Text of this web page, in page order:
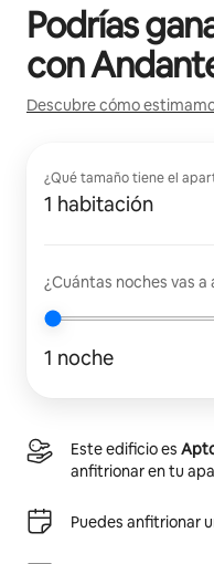
Podrías
con
Descubre cómo
¿Qué tamaño tiene el
1 habitación
¿Cuántas noches vas
1 noche
Este edificio es
anfitrionar en tu
Puedes anfitrionar